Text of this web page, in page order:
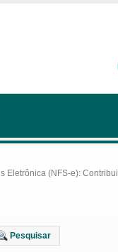
(NFS-e):
Pesquisar